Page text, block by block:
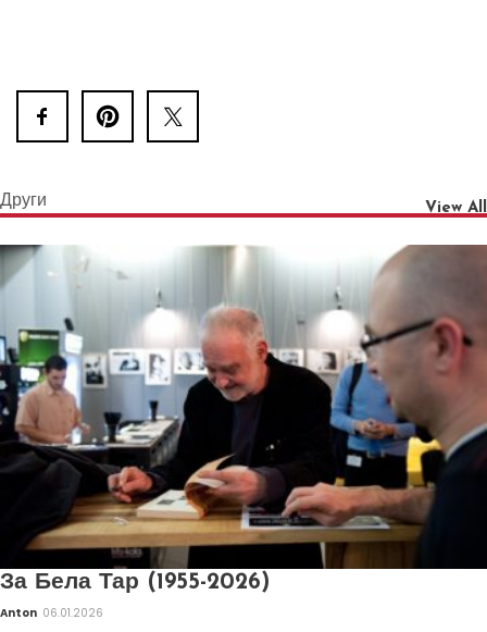
Други View All
За Бела Тар (1955-2026)
Anton 06.01.2026